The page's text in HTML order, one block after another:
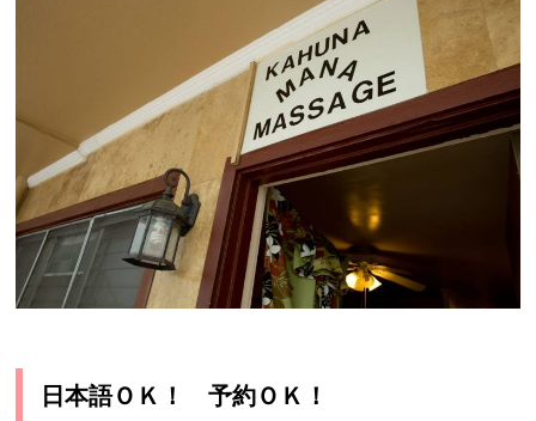
日本語ＯＫ！ 予約ＯＫ！